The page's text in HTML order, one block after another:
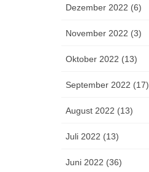
Dezember 2022 (6)
November 2022 (3)
Oktober 2022 (13)
September 2022 (17)
August 2022 (13)
Juli 2022 (13)
Juni 2022 (36)